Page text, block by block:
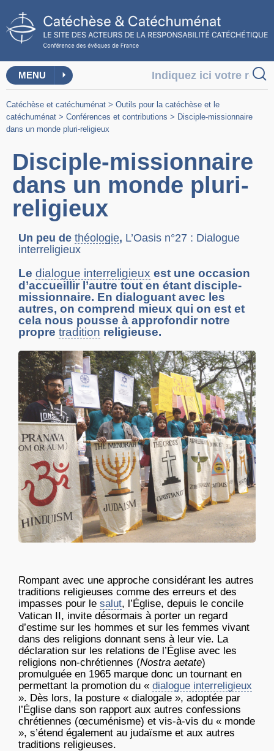
MENU
Catéchèse et catéchuménat > Outils pour la catéchèse et le
catéchuménat > Conférences et contributions > Disciple-missionnaire
dans un monde pluri-religieux
Disciple-missionnaire
dans un monde pluri-
religieux
Un peu de théologie, L’Oasis n°27 : Dialogue
interreligieux
Le dialogue interreligieux est une occasion
d’accueillir l’autre tout en étant disciple-
missionnaire. En dialoguant avec les
autres, on comprend mieux qui on est et
cela nous pousse à approfondir notre
propre tradition religieuse.
Rompant avec une approche considérant les autres
traditions religieuses comme des erreurs et des
impasses pour le salut, l’Église, depuis le concile
Vatican II, invite désormais à porter un regard
d’estime sur les hommes et sur les femmes vivant
dans des religions donnant sens à leur vie. La
déclaration sur les relations de l’Église avec les
religions non-chrétiennes (Nostra aetate)
promulguée en 1965 marque donc un tournant en
permettant la promotion du « dialogue interreligieux
». Dès lors, la posture « dialogale », adoptée par
l’Église dans son rapport aux autres confessions
chrétiennes (œcuménisme) et vis-à-vis du « monde
», s’étend également au judaïsme et aux autres
traditions religieuses.